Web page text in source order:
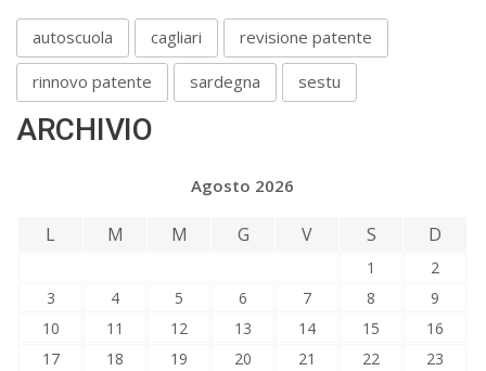
autoscuola cagliari revisione patente
rinnovo patente sardegna sestu
ARCHIVIO
Agosto 2026
L M M G V S D
1
2
3
4 5 6 7 8
9
10
11 12 13 14 15
16
17
18 19 20 21 22
23